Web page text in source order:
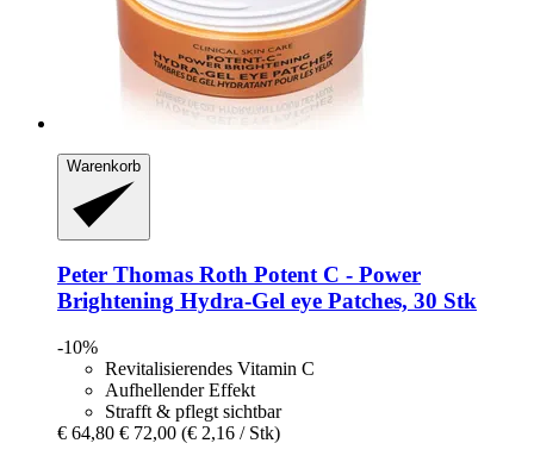
Warenkorb
Peter Thomas Roth Potent C -​ Power
Brightening Hydra-​Gel eye Patches, 30 Stk
-10%
Revitalisierendes Vitamin C
Aufhellender Effekt
Strafft & pflegt sichtbar
€ 64,80 € 72,00 (€ 2,16 / Stk)